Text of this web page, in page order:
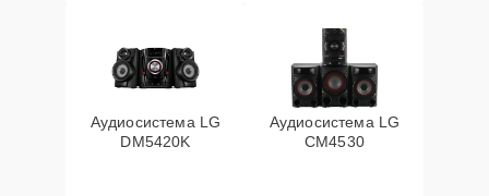
Аудиосистема LG
DM5420K
Аудиосистема LG
CM4530